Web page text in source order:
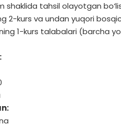
shaklida tahsil olayotgan
2-kurs va undan yuqori
1-kurs talabalari (barcha